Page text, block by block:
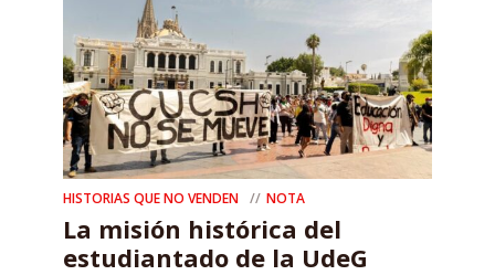
HISTORIAS QUE NO VENDEN NOTA
La misión histórica del
estudiantado de la UdeG